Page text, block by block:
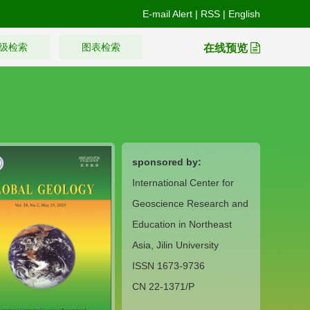
E-mail Alert | RSS | English
在线预览
图表检索
检索
sponsored by:
International Center for
Geoscience Research and
Education in Northeast
Asia, Jilin University
ISSN 1673-9736
CN 22-1371/P